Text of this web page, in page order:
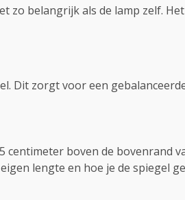
zo belangrijk als de lamp zelf.
Dit zorgt voor een
centimeter boven de bovenrand
lengte en hoe je de spiegel